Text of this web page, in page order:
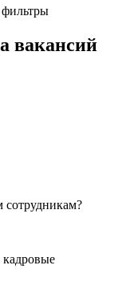
вакансий
сотрудникам?
кадровые